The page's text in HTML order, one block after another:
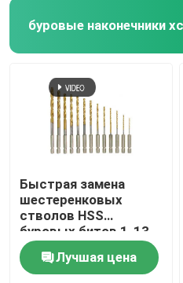
буровые наконечники
Быстрая замена
шестеренковых
стволов HSS
буровых битов 1-13
мм для металла
Лучшая цена